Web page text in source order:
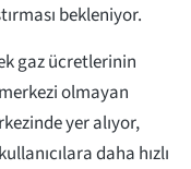
bekleniyor.
gaz ücretlerinin
olmayan
yer alıyor,
daha hızlı